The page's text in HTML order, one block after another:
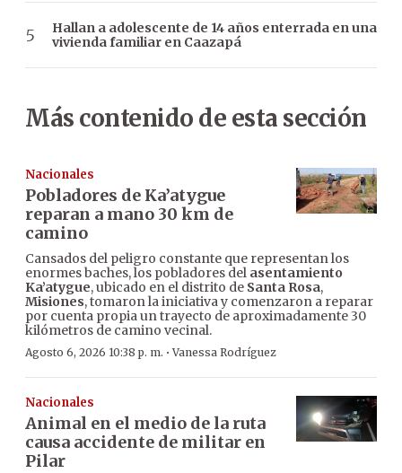
Hallan a adolescente de 14 años enterrada en una
vivienda familiar en Caazapá
Más contenido de esta sección
Nacionales
Pobladores de Ka’atygue
reparan a mano 30 km de
camino
Cansados del peligro constante que representan los
enormes baches, los pobladores del asentamiento
Ka’atygue, ubicado en el distrito de Santa Rosa,
Misiones, tomaron la iniciativa y comenzaron a reparar
por cuenta propia un trayecto de aproximadamente 30
kilómetros de camino vecinal.
Agosto 6, 2026 10:38 p. m. ·Vanessa Rodríguez
Nacionales
Animal en el medio de la ruta
causa accidente de militar en
Pilar